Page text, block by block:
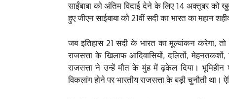
साईंबाबा को अंतिम विदाई देने के लिए 14 अक्तूबर को
हुए जीएन साईबाबा को 21वीं सदी का भारत का महान
जब इतिहास 21 सदी के भारत का मूल्यांकन करेगा, तो
राजसत्ता के खिलाफ आदिवासियों, दलितों,
राजसत्ता ने उन्हें मौत के मुंह में ढ़केल दिया। भूमिहीन
विकलांग होने पर भारतीय राजसत्ता के बड़ी चुनौती था।